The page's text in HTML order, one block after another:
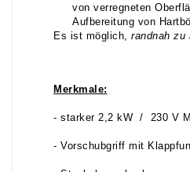
von verregneten
Aufbereitung von
Es ist möglich, randnah zu
Merkmale:
- starker 2,2 kW / 230 V
- Vorschubgriff mit